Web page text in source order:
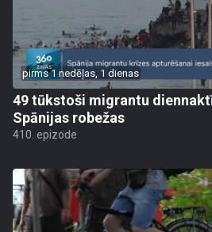
pirms 1 nedēļas, 1 dienas
49 tūkstoši migrantu
Spānijas robežas
410. epizode